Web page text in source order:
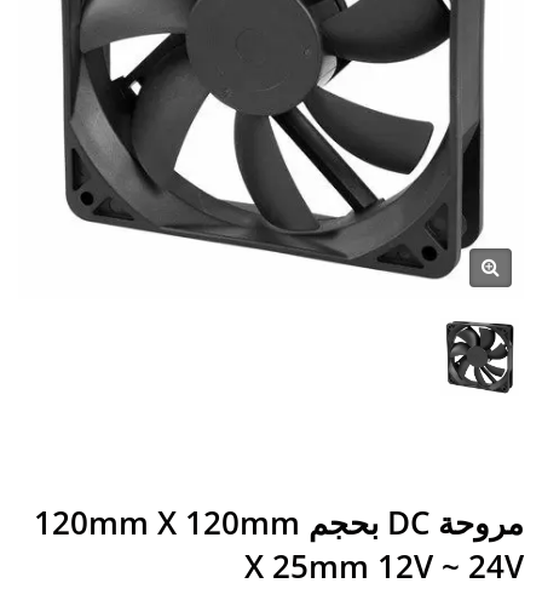
مروحة DC بحجم 120mm X 120mm
X 25mm 12V ~ 24V